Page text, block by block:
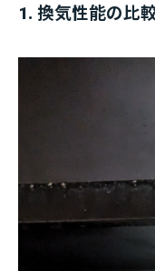
1. 換気性能の比